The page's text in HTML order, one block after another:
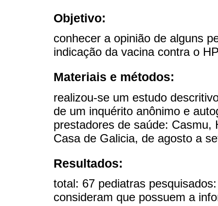
Objetivo:
conhecer a opinião de alguns
indicação da vacina contra o
Materiais e métodos:
realizou-se um estudo
de um inquérito anônimo e
prestadores de saúde: Casmu,
Casa de Galicia, de agosto a
Resultados:
total: 67 pediatras
consideram que possuem a